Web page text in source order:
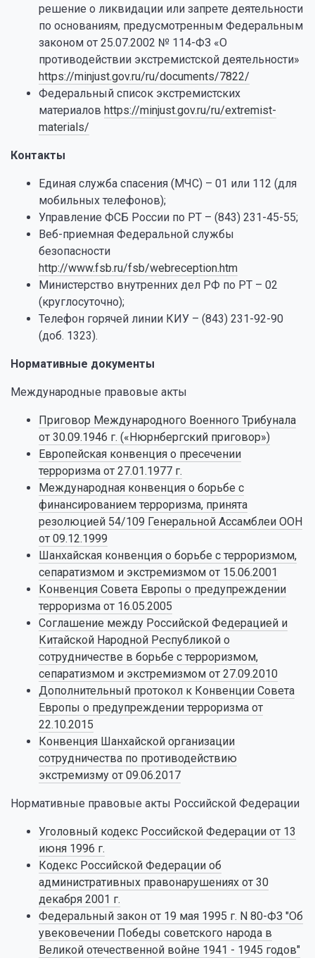
решение о ликвидации или запрете деятельности
по основаниям, предусмотренным Федеральным
законом от 25.07.2002 № 114-ФЗ «О
противодействии экстремистской деятельности»
https://minjust.gov.ru/ru/documents/7822/
Федеральный список экстремистских
материалов https://minjust.gov.ru/ru/extremist-
materials/
Контакты
Единая служба спасения (МЧС) – 01 или 112 (для
мобильных телефонов);
Управление ФСБ России по РТ – (843) 231-45-55;
Веб-приемная Федеральной службы
безопасности
http://www.fsb.ru/fsb/webreception.htm
Министерство внутренних дел РФ по РТ – 02
(круглосуточно);
Телефон горячей линии КИУ – (843) 231-92-90
(доб. 1323).
Нормативные документы
Международные правовые акты
Приговор Международного Военного Трибунала
от 30.09.1946 г. («Нюрнбергский приговор»)
Европейская конвенция о пресечении
терроризма от 27.01.1977 г.
Международная конвенция о борьбе с
финансированием терроризма, принята
резолюцией 54/109 Генеральной Ассамблеи ООН
от 09.12.1999
Шанхайская конвенция о борьбе с терроризмом,
сепаратизмом и экстремизмом от 15.06.2001
Конвенция Совета Европы о предупреждении
терроризма от 16.05.2005
Соглашение между Российской Федерацией и
Китайской Народной Республикой о
сотрудничестве в борьбе с терроризмом,
сепаратизмом и экстремизмом от 27.09.2010
Дополнительный протокол к Конвенции Совета
Европы о предупреждении терроризма от
22.10.2015
Конвенция Шанхайской организации
сотрудничества по противодействию
экстремизму от 09.06.2017
Нормативные правовые акты Российской Федерации
Уголовный кодекс Российской Федерации от 13
июня 1996 г.
Кодекс Российской Федерации об
административных правонарушениях от 30
декабря 2001 г.
Федеральный закон от 19 мая 1995 г. N 80-ФЗ "Об
увековечении Победы советского народа в
Великой отечественной войне 1941 - 1945 годов"